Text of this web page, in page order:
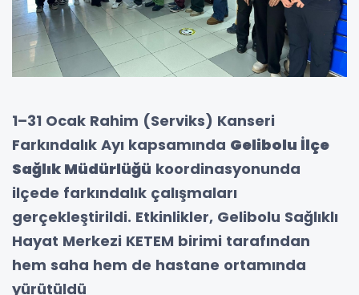
1–31 Ocak Rahim (Serviks) Kanseri
Farkındalık Ayı kapsamında Gelibolu İlçe
Sağlık Müdürlüğü koordinasyonunda
ilçede farkındalık çalışmaları
gerçekleştirildi. Etkinlikler, Gelibolu Sağlıklı
Hayat Merkezi KETEM birimi tarafından
hem saha hem de hastane ortamında
yürütüldü